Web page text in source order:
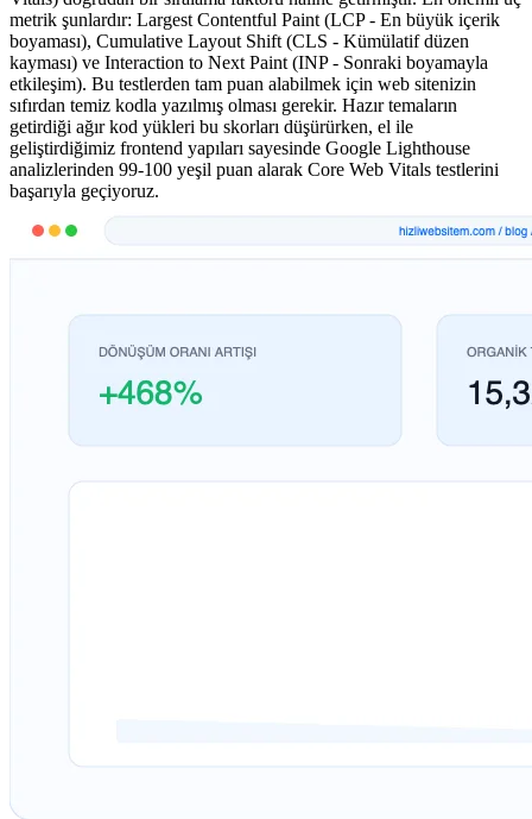
metrik şunlardır: Largest Contentful Paint (LCP - En büyük içerik
boyaması), Cumulative Layout Shift (CLS - Kümülatif düzen
kayması) ve Interaction to Next Paint (INP - Sonraki boyamayla
etkileşim). Bu testlerden tam puan alabilmek için web sitenizin
sıfırdan temiz kodla yazılmış olması gerekir. Hazır temaların
getirdiği ağır kod yükleri bu skorları düşürürken, el ile
geliştirdiğimiz frontend yapıları sayesinde Google Lighthouse
analizlerinden 99-100 yeşil puan alarak Core Web Vitals testlerini
başarıyla geçiyoruz.